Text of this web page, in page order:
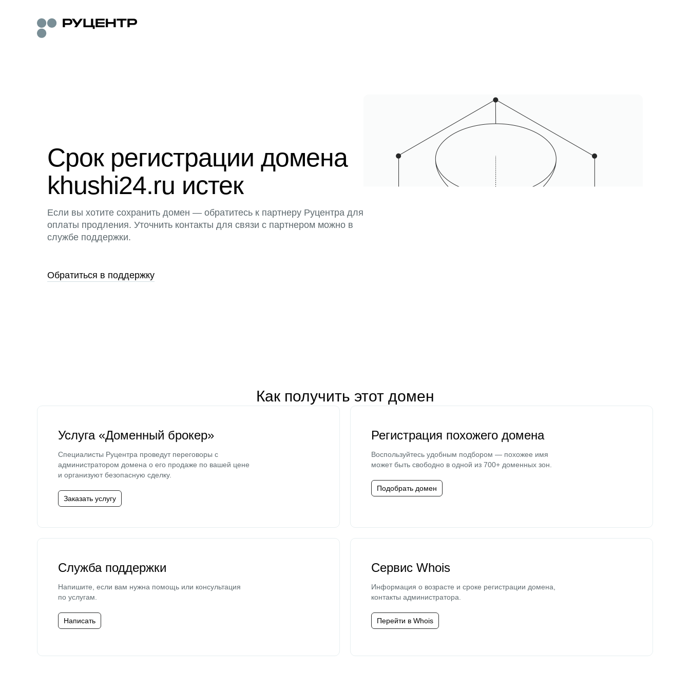
Срок регистрации домена
khushi24.ru истек
Если вы хотите сохранить домен — обратитесь к партнеру Руцентра для
оплаты продления. Уточнить контакты для связи с партнером можно в
службе поддержки.
Обратиться в поддержку
Как получить этот домен
Услуга «Доменный брокер»
Специалисты Руцентра проведут переговоры с
администратором домена о его продаже по вашей цене
и организуют безопасную сделку.
Заказать услугу
Регистрация похожего домена
Воспользуйтесь удобным подбором — похожее имя
может быть свободно в одной из 700+ доменных зон.
Подобрать домен
Служба поддержки
Напишите, если вам нужна помощь или консультация
по услугам.
Написать
Сервис Whois
Информация о возрасте и сроке регистрации домена,
контакты администратора.
Перейти в Whois